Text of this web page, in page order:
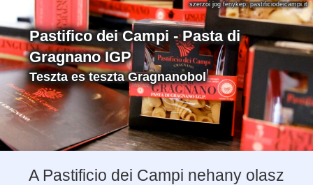
Pastifico dei Campi - Pasta di
Gragnano IGP
Teszta es teszta Gragnanobol
szerzoi jog fenykep: pastificiodeicampi.it
A Pastificio dei Campi nehany olasz